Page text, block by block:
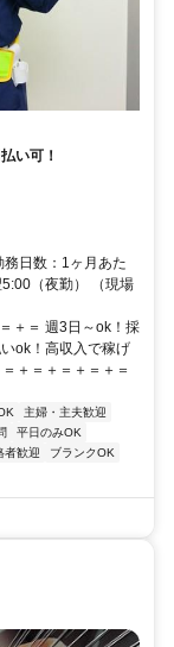
い可！
日数：1ヶ月あた
（夜勤） （現場
＋＝ 週3日～ok！採
ok！高収入で稼げ
＋＝＋＝＋＝＋＝
主婦・主夫歓迎
平日のみOK
者歓迎
ブランクOK